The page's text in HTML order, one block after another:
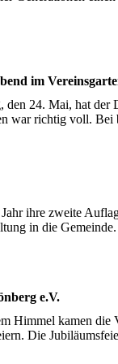
im
den 24. Mai, hat
war richtig voll.
ihre zweite
in die
e.V.
Himmel kamen
Die